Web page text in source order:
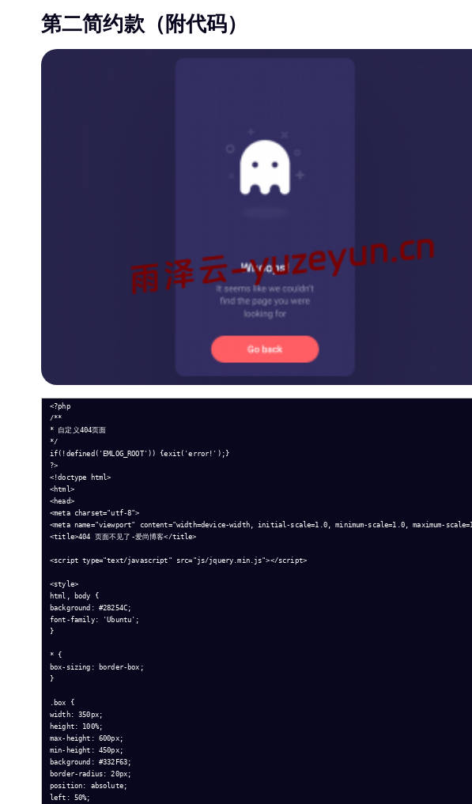
第二简约款（附代码）
<?php
/**
* 自定义404页面
*/
if(!defined('EMLOG_ROOT')) {exit('error!');}
?>
<!doctype html>
<html>
<head>
<meta charset="utf-8">
<meta name="viewport" content="width=device-width, initial-scale=1.0, minimum-scale=1.0, maximum-
<title>404 页面不见了-爱尚博客</title>
<script type="text/javascript" src="js/jquery.min.js"></script>
<style>
html, body {
background: #28254C;
font-family: 'Ubuntu';
}
* {
box-sizing: border-box;
}
.box {
width: 350px;
height: 100%;
max-height: 600px;
min-height: 450px;
background: #332F63;
border-radius: 20px;
position: absolute;
left: 50%;